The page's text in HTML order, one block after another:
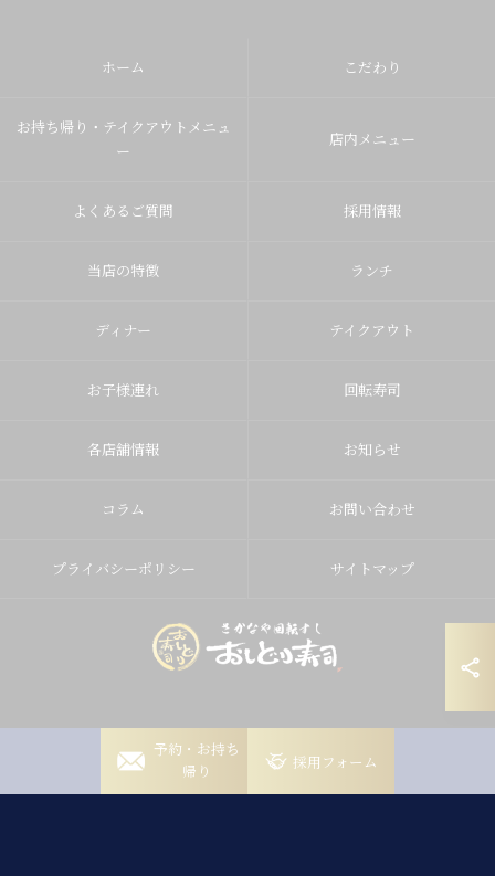
予約・お持ち
帰り
岡崎稲熊店
岡崎竜美丘店
採用フォーム
ホーム こだわり
お持ち帰り・テイクアウトメニュ
ー
店内メニュー
よくあるご質問 採用情報
当店の特徴 ランチ
ディナー テイクアウト
お子様連れ 回転寿司
各店舗情報 お知らせ
コラム お問い合わせ
プライバシーポリシー サイトマップ
© 2026 愛知県岡崎の寿司ならおしどり寿司 ALL RIGHTS RESERVED.